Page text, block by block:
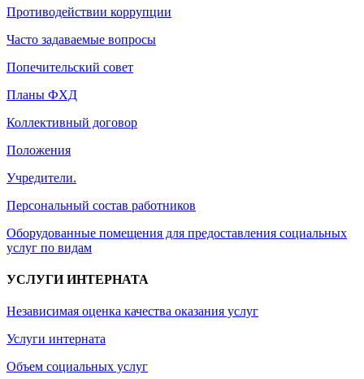
Противодействии коррупции
Часто задаваемые вопросы
Попечительский совет
Планы ФХД
Коллективный договор
Положения
Учредители.
Персональный состав работников
Оборудованные помещения для предоставления социальных
услуг по видам
УСЛУГИ ИНТЕРНАТА
Независимая оценка качества оказания услуг
Услуги интерната
Объем социальных услуг